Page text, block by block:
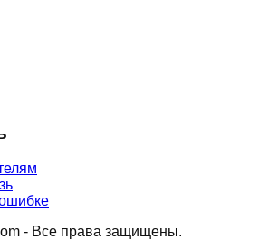
- Все права защищены.